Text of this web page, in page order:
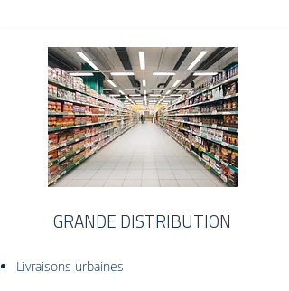
GRANDE DISTRIBUTION
Livraisons urbaines